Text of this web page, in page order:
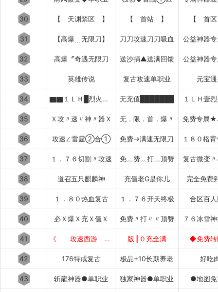
30 【 天渊禁区 】 【 首站 】 【 首
31 【高爆﹍无限刀】 刀刀攻速刀刀吸血 公益神器
32 高爆〞奇遇无限刀 送沙捐▲送满回馈 公益神器
33 英雄传说 复古攻速单职业 元宝
34 ▇▇１ＬＨ█烈火冰雪 无充值███████ １ＬＨ壹
35 Ｘ攻〃速〃神〃器Ｘ 无．限．首．爆〃 免费专属★
36 攻速∠雷霆②合① 免费→满速无限刀 １８０格
37 １．７６切割〃攻速 免﹏费﹏打﹏顶赞 复古微变
38 道召五只麒麟神 充值老G是你儿 完全免费
39 １．８０热血复古 １．７６开天终极 合区百
40 必Ｘ爆Ｘ充Ｘ值Ｘ 免费〃打〃〃顶赞 ７６冰雪
41 《 攻速西游 》 版║０充全满 ◆免费
42 176特戒复古 极品+10长期养老 好吃
43 斩龍神器●单职业 独家神器●单职业 ●地图